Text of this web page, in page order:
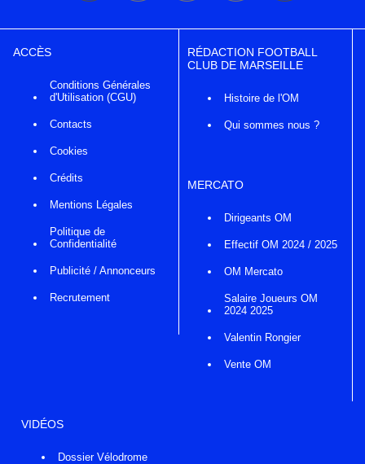
ACCÈS
Conditions Générales
d'Utilisation (CGU)
Contacts
Cookies
Crédits
Mentions Légales
Politique de
Confidentialité
Publicité / Annonceurs
Recrutement
RÉDACTION FOOTBALL
CLUB DE MARSEILLE
Histoire de l'OM
Qui sommes nous ?
MERCATO
Dirigeants OM
Effectif OM 2024 / 2025
OM Mercato
Salaire Joueurs OM
2024 2025
Valentin Rongier
Vente OM
VIDÉOS
Dossier Vélodrome